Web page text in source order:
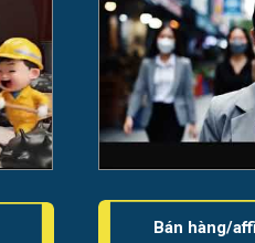
Bán hàng/